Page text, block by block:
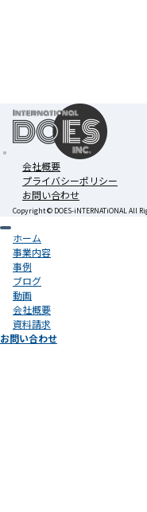
会社概要
プライバシーポリシー
お問い合わせ
Copyright ©︎ DOES-iNTERNATiONAL All
ホーム
事業内容
事例
ブログ
動画
会社概要
資料請求
お問い合わせ